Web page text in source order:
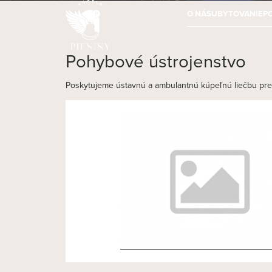
O NÁSUBYTOVANIE
Pohybové ústrojenstvo
Poskytujeme ústavnú a ambulantnú kúpeľnú liečbu